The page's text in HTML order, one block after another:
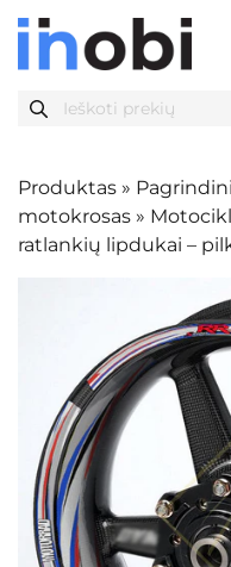
Produktas »
motokrosas »
ratlankių lipdukai –